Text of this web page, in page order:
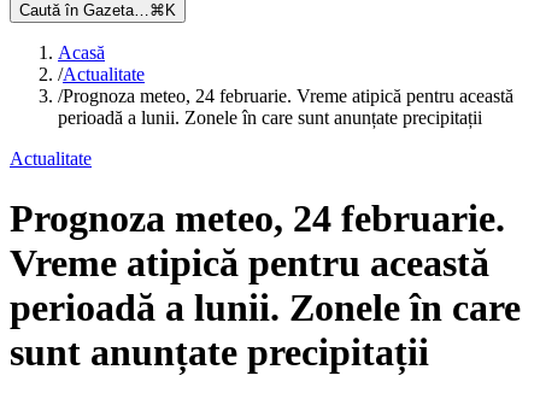
Caută în Gazeta…⌘K
Acasă
/Actualitate
/Prognoza meteo, 24 februarie. Vreme atipică pentru această
perioadă a lunii. Zonele în care sunt anunțate precipitații
Actualitate
Prognoza meteo, 24 februarie.
Vreme atipică pentru această
perioadă a lunii. Zonele în care
sunt anunțate precipitații